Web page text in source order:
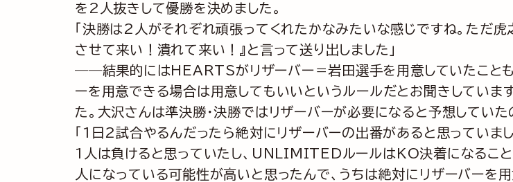
を2人抜きして優勝を決めました。
「決勝は2人がそれぞれ頑張ってくれたかなみたいな感じですね。ただ
させて来い！潰れて来い！』と言って送り出しました」
――結果的にはHEARTSがリザーバー＝岩田選手を用意していたことも
ーを用意できる場合は用意してもいいというルールだとお聞きしてい
た。大沢さんは準決勝・決勝ではリザーバーが必要になると予想していた
「1日2試合やるんだったら絶対にリザーバーの出番があると思っていま
1人は負けると思っていたし、UNLIMITEDルールはKO決着になるこ
人になっている可能性が高いと思ったんで、うちは絶対にリザーバーを用